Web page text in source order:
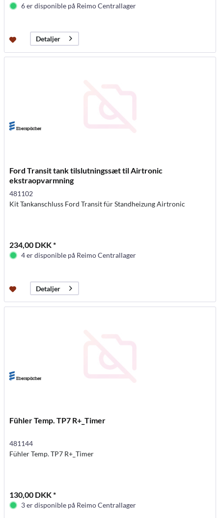
6 er disponible på Reimo Centrallager
Detaljer
Ford Transit tank tilslutningssæt til Airtronic
ekstraopvarmning
481102
Kit Tankanschluss Ford Transit für Standheizung Airtronic
234,00 DKK *
4 er disponible på Reimo Centrallager
Detaljer
Fühler Temp. TP7 R+_Timer
481144
Fühler Temp. TP7 R+_Timer
130,00 DKK *
3 er disponible på Reimo Centrallager